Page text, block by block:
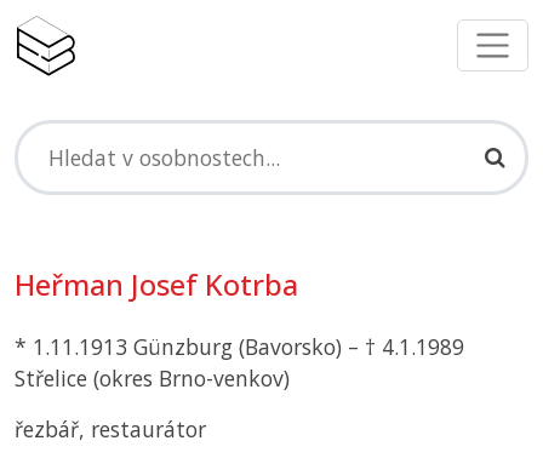
Heřman Josef Kotrba
* 1.11.1913 Günzburg (Bavorsko) – † 4.1.1989
Střelice (okres Brno-venkov)
řezbář, restaurátor